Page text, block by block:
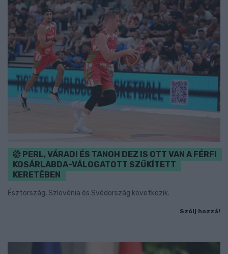
PERL, VÁRADI ÉS TANOH DEZ IS OTT VAN A FÉRFI
KOSÁRLABDA-VÁLOGATOTT SZŰKÍTETT
KERETÉBEN
Észtország, Szlovénia és Svédország következik.
Szólj hozzá!